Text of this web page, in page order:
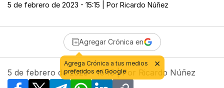
5 de febrero de 2023 - 15:15 | Por Ricardo Núñez
Agregar Crónica en
5 de febrero de 2023 - 15:15| Por Ricardo Núñez